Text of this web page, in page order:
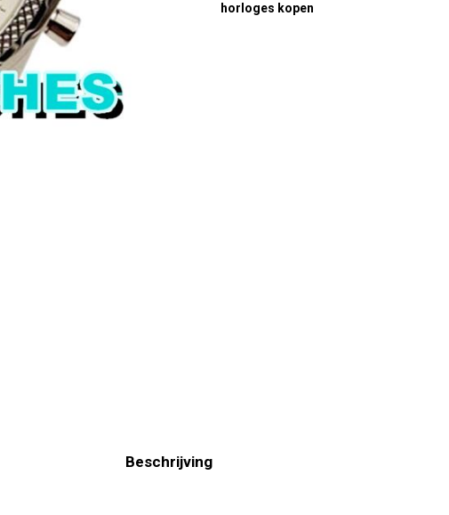
horloges kopen
Beschrijving